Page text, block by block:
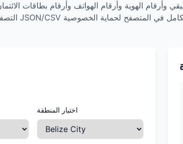
وأرقام الهوية وأرقام الهواتف وأرقام بطاقات
اختيار المنطقة